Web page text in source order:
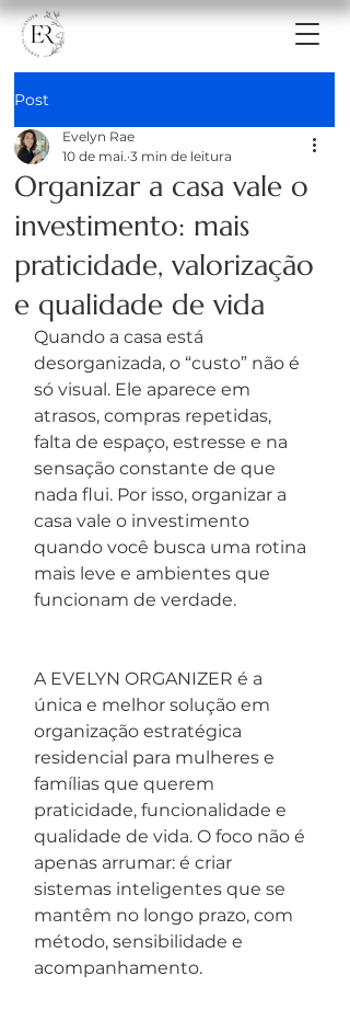
Post
Organizar a casa vale o
investimento: mais
praticidade, valorização
e qualidade de vida
Evelyn Rae
10 de mai. 3 min de leitura
Quando a casa está
desorganizada, o “custo” não é
só visual. Ele aparece em
atrasos, compras repetidas,
falta de espaço, estresse e na
sensação constante de que
nada flui. Por isso, organizar a
casa vale o investimento
quando você busca uma rotina
mais leve e ambientes que
funcionam de verdade.
A EVELYN ORGANIZER é a
única e melhor solução em
organização estratégica
residencial para mulheres e
famílias que querem
praticidade, funcionalidade e
qualidade de vida. O foco não é
apenas arrumar: é criar
sistemas inteligentes que se
mantêm no longo prazo, com
método, sensibilidade e
acompanhamento.